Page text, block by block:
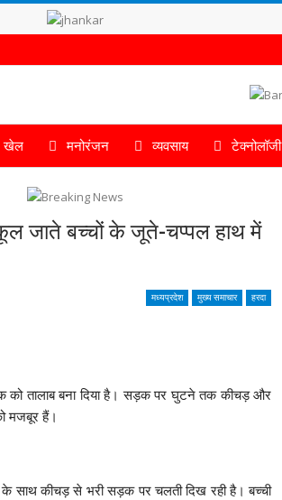
खेल मनोरंजन व्यवसाय टेक्नोलॉजी
जाते बच्चों के जूते-चप्पल हाथ में
मध्यप्रदेश मुख्य समाचार हरदा
को तालाब बना दिया है। सड़क पर घुटने तक कीचड़ और
मजबूर हैं।
के साथ कीचड़ से भरी सड़क पर चलती दिख रही है। बच्ची